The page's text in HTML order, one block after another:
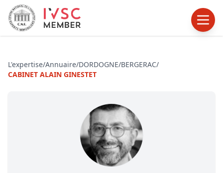
L'expertise/Annuaire/DORDOGNE/BERGERAC/
CABINET ALAIN GINESTET